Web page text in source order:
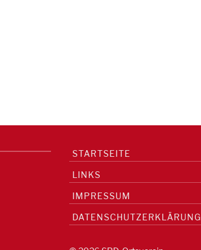
STARTSEITE
LINKS
IMPRESSUM
DATENSCHUTZERKLÄRUNG